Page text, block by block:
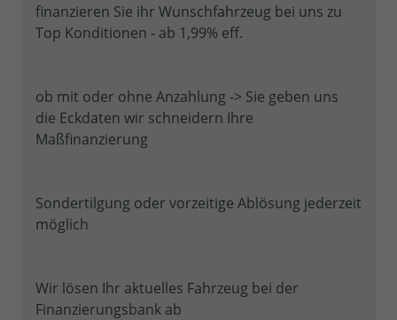
finanzieren Sie ihr Wunschfahrzeug bei uns zu
Top Konditionen - ab 1,99% eff.
ob mit oder ohne Anzahlung -> Sie geben uns
die Eckdaten wir schneidern Ihre
Maßfinanzierung
Sondertilgung oder vorzeitige Ablösung jederzeit
möglich
Wir lösen Ihr aktuelles Fahrzeug bei der
Finanzierungsbank ab